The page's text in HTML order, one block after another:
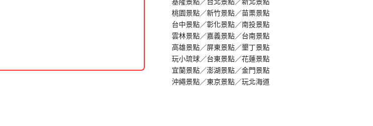
基隆景點／台北景點／新北景點
桃園景點／新竹景點／苗栗景點
台中景點／彰化景點／南投景點
雲林景點／嘉義景點／台南景點
高雄景點／屏東景點／墾丁景點
玩小琉球／台東景點／花蓮景點
宜蘭景點／澎湖景點／金門景點
沖繩景點／東京景點／玩北海道